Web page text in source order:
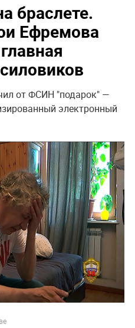
браслете.
Ефремова
от ФСИН "подарок" —
электронный